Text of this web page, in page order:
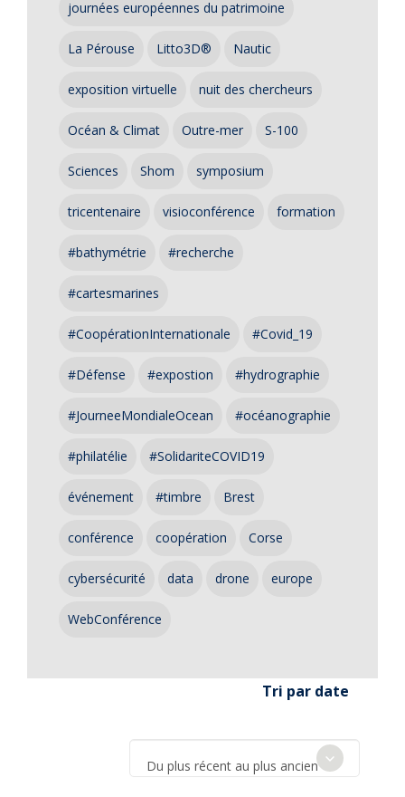
journées européennes du patrimoine
La Pérouse Litto3D® Nautic
exposition virtuelle nuit des chercheurs
Océan & Climat Outre-mer S-100
Sciences Shom symposium
tricentenaire visioconférence formation
#bathymétrie #recherche
#cartesmarines
#CoopérationInternationale #Covid_19
#Défense #expostion #hydrographie
#JourneeMondialeOcean #océanographie
#philatélie #SolidariteCOVID19
événement #timbre Brest
conférence coopération Corse
cybersécurité data drone europe
WebConférence
Tri par date
Du plus récent au plus ancien